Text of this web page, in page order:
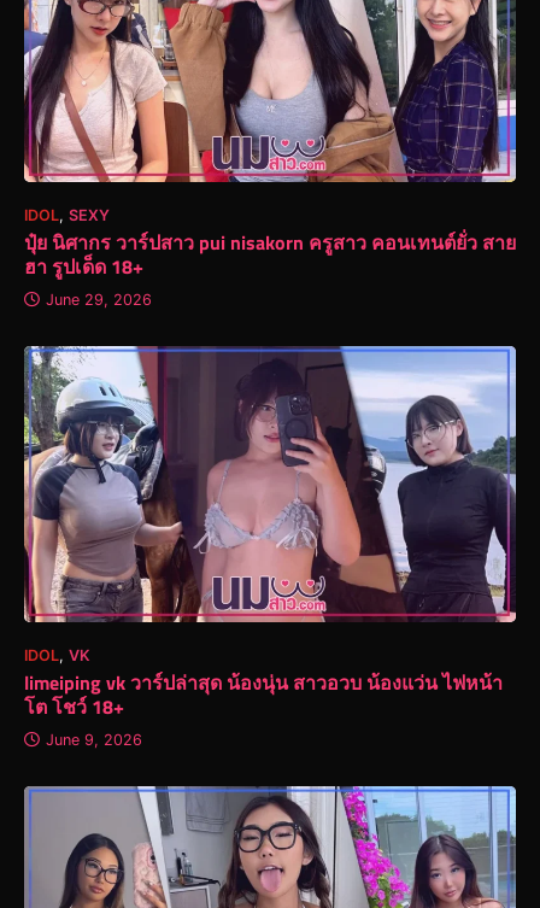
IDOL, SEXY
ปุ๋ย นิศากร วาร์ปสาว pui nisakorn ครูสาว คอนเทนต์ยั่ว สาย
ฮา รูปเด็ด 18+
June 29, 2026
IDOL, VK
limeiping vk วาร์ปล่าสุด น้องนุ่น สาวอวบ น้องแว่น ไฟหน้า
โต โชว์ 18+
June 9, 2026